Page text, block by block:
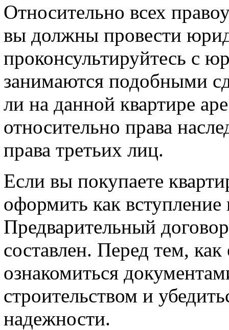
Относительно всех
вы должны провести
проконсультируйтесь с
занимаются подобными
ли на данной квартире
относительно права
права третьих лиц.
Если вы покупаете
оформить как вступление
Предварительный
составлен. Перед тем,
ознакомиться
строительством и
надежности.